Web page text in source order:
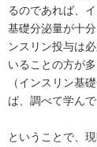
るのであれば、
基礎分泌量が十
ンスリン投与は
いることの方が多
（インスリン基
ば、調べて学んで
ということで、